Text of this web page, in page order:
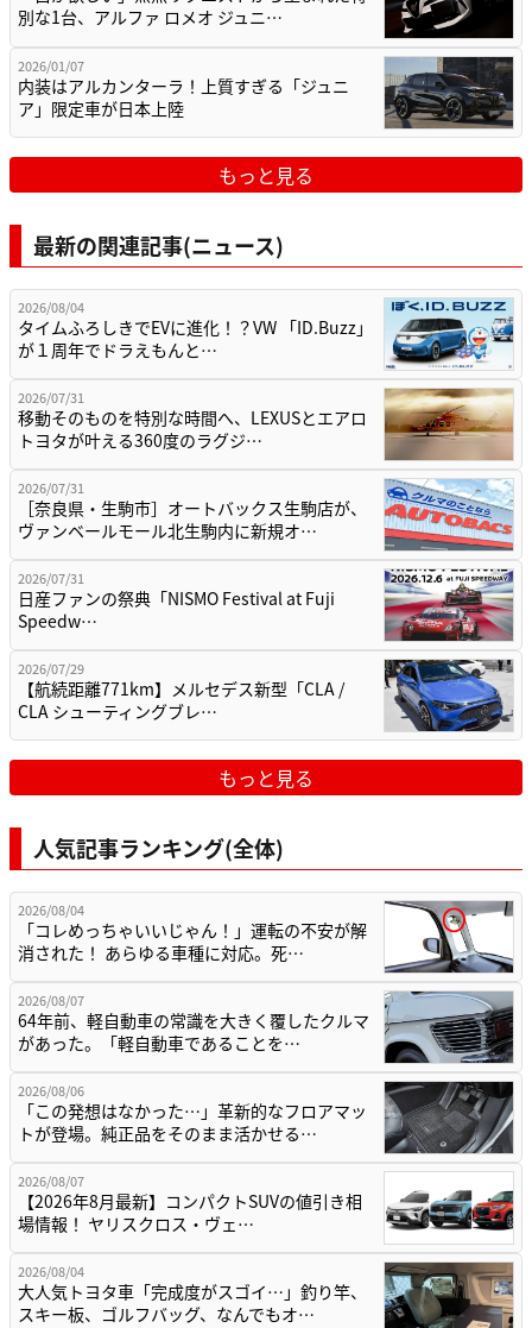
別な1台、アルファ ロメオ ジュニ…
2026/01/07
内装はアルカンターラ！上質すぎる「ジュニ
ア」限定車が日本上陸
もっと見る
最新の関連記事(ニュース)
2026/08/04
タイムふろしきでEVに進化！？VW 「ID.Buzz」
が１周年でドラえもんと…
2026/07/31
移動そのものを特別な時間へ、LEXUSとエアロ
トヨタが叶える360度のラグジ…
2026/07/31
［奈良県・生駒市］オートバックス生駒店が、
ヴァンベールモール北生駒内に新規オ…
2026/07/31
日産ファンの祭典「NISMO Festival at Fuji
Speedw…
2026/07/29
【航続距離771km】メルセデス新型「CLA /
CLA シューティングブレ…
もっと見る
人気記事ランキング(全体)
2026/08/04
「コレめっちゃいいじゃん！」運転の不安が解
消された！ あらゆる車種に対応。死…
2026/08/07
64年前、軽自動車の常識を大きく覆したクルマ
があった。「軽自動車であることを…
2026/08/06
「この発想はなかった…」革新的なフロアマッ
トが登場。純正品をそのまま活かせる…
2026/08/07
【2026年8月最新】コンパクトSUVの値引き相
場情報！ ヤリスクロス・ヴェ…
2026/08/04
大人気トヨタ車「完成度がスゴイ…」釣り竿、
スキー板、ゴルフバッグ、なんでもオ…